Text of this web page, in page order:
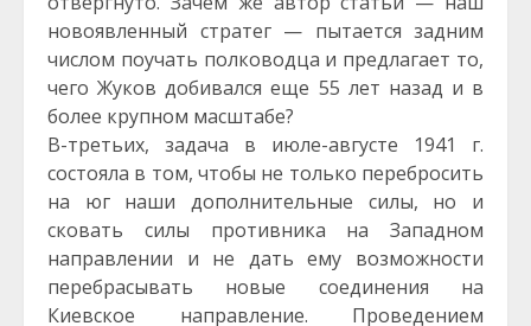
новоявленный стратег — пытается задним
числом поучать полководца и предлагает то,
чего Жуков добивался еще 55 лет назад и в
более крупном масштабе?
В-третьих, задача в июле-августе 1941 г.
состояла в том, чтобы не только перебросить
на юг наши дополнительные силы, но и
сковать силы противника на Западном
направлении и не дать ему возможности
перебрасывать новые соединения на
Киевское направление. Проведением